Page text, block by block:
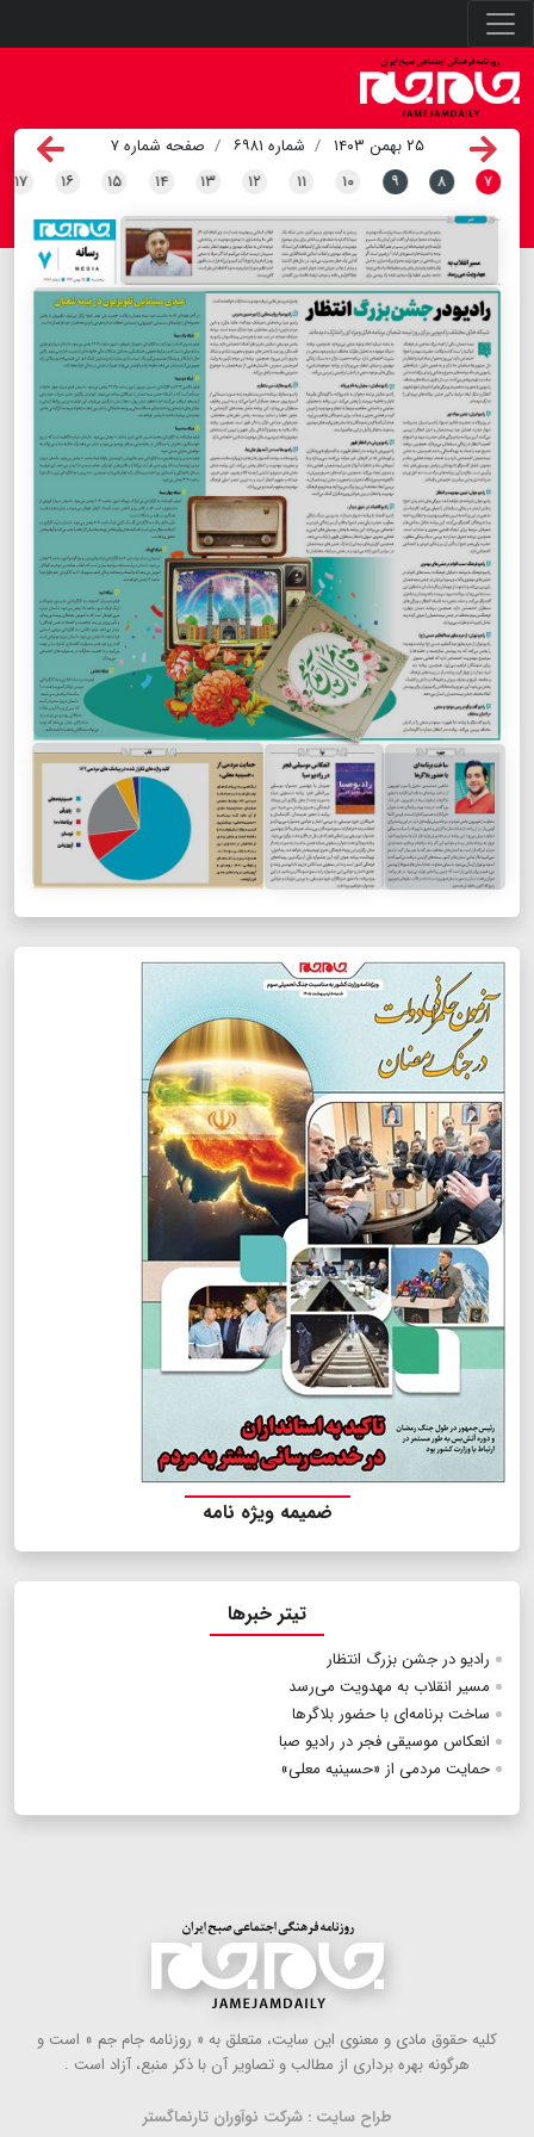
۲۵ بهمن ۱۴۰۳ شماره ۶۹۸۱
صفحه شماره ۷
۷ ۸ ۹ ۱۰ ۱۱ ۱۲ ۱۳ ۱۴ ۱۵ ۱۶ ۱۷
ضمیمه ویژه نامه
تیتر خبرها
رادیو در جشن بزرگ انتظار
مسیر انقلاب به مهدویت می‌رسد
ساخت برنامه‌ای با حضور بلاگرها
انعکاس موسیقی فجر در رادیو صبا
حمایت مردمی از «حسینیه معلی»
كلیه حقوق مادی و معنوی این سایت، متعلق به « روزنامه جام جم » است و
هرگونه بهره ‌برداری از مطالب و تصاویر آن با ذكر منبع، آزاد است .
طراح سایت : شرکت نوآوران تارنماگستر